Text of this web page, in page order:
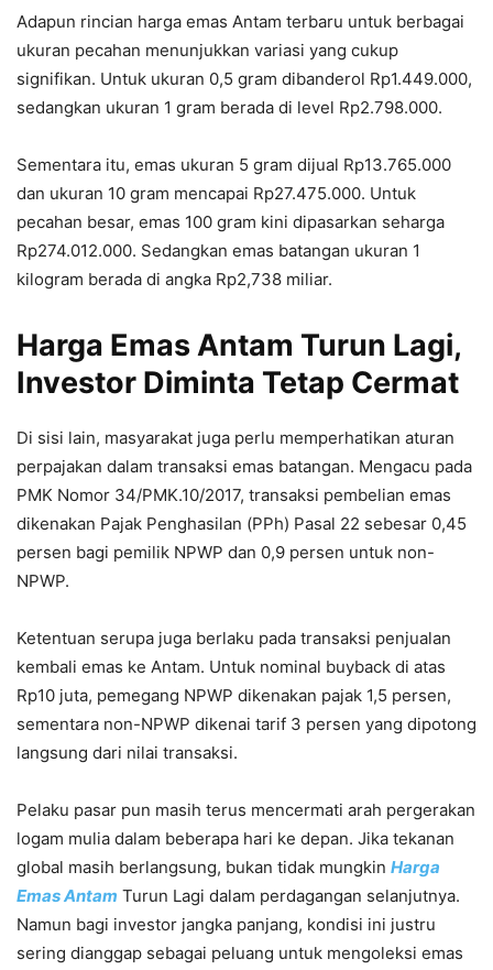
Adapun rincian harga emas Antam terbaru untuk berbagai
ukuran pecahan menunjukkan variasi yang cukup
signifikan. Untuk ukuran 0,5 gram dibanderol Rp1.449.000,
sedangkan ukuran 1 gram berada di level Rp2.798.000.
Sementara itu, emas ukuran 5 gram dijual Rp13.765.000
dan ukuran 10 gram mencapai Rp27.475.000. Untuk
pecahan besar, emas 100 gram kini dipasarkan seharga
Rp274.012.000. Sedangkan emas batangan ukuran 1
kilogram berada di angka Rp2,738 miliar.
Harga Emas Antam Turun Lagi,
Investor Diminta Tetap Cermat
Di sisi lain, masyarakat juga perlu memperhatikan aturan
perpajakan dalam transaksi emas batangan. Mengacu pada
PMK Nomor 34/PMK.10/2017, transaksi pembelian emas
dikenakan Pajak Penghasilan (PPh) Pasal 22 sebesar 0,45
persen bagi pemilik NPWP dan 0,9 persen untuk non-
NPWP.
Ketentuan serupa juga berlaku pada transaksi penjualan
kembali emas ke Antam. Untuk nominal buyback di atas
Rp10 juta, pemegang NPWP dikenakan pajak 1,5 persen,
sementara non-NPWP dikenai tarif 3 persen yang dipotong
langsung dari nilai transaksi.
Pelaku pasar pun masih terus mencermati arah pergerakan
logam mulia dalam beberapa hari ke depan. Jika tekanan
global masih berlangsung, bukan tidak mungkin Harga
Emas Antam Turun Lagi dalam perdagangan selanjutnya.
Namun bagi investor jangka panjang, kondisi ini justru
sering dianggap sebagai peluang untuk mengoleksi emas